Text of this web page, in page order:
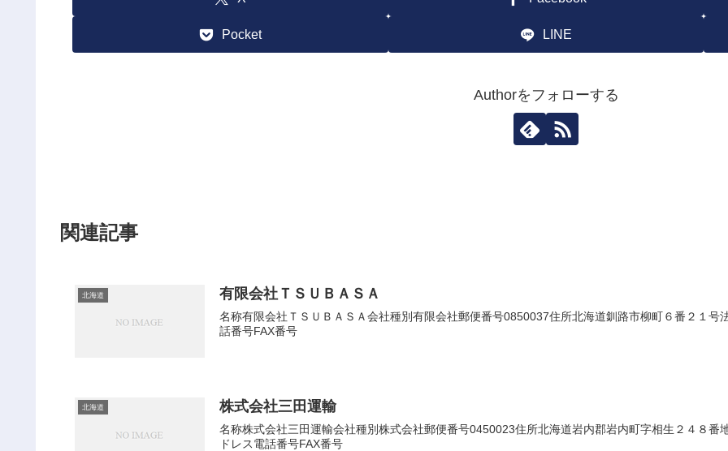
Pocket LINE
Authorをフォローする
関連記事
北海道 有限会社ＴＳＵＢＡＳＡ
名称有限会社ＴＳＵＢＡＳＡ会社種別有限会社郵便番号0850037住所北海道釧路市柳町６番２１
話番号FAX番号
北海道 株式会社三田運輸
名称株式会社三田運輸会社種別株式会社郵便番号0450023住所北海道岩内郡岩内町字相生２４８
ドレス電話番号FAX番号